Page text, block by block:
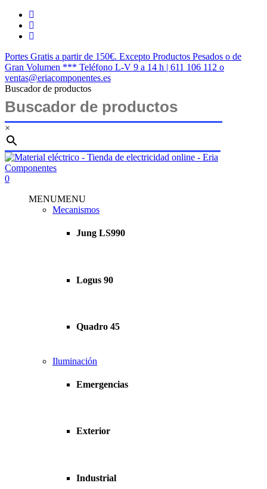
Saltar
contenido
twitter
facebook
instagram
Portes Gratis a partir de 150€. Excepto Productos Pesados o de
Gran Volumen *** Teléfono L-V 9 a 14 h | 611 106 112 o
ventas@eriacomponentes.es
Buscador de productos
×
Cerrar
búsqueda
buscar
account
0
MENUMENU
Mecanismos
Jung LS990
Logus 90
Quadro 45
Iluminación
Emergencias
Exterior
Industrial